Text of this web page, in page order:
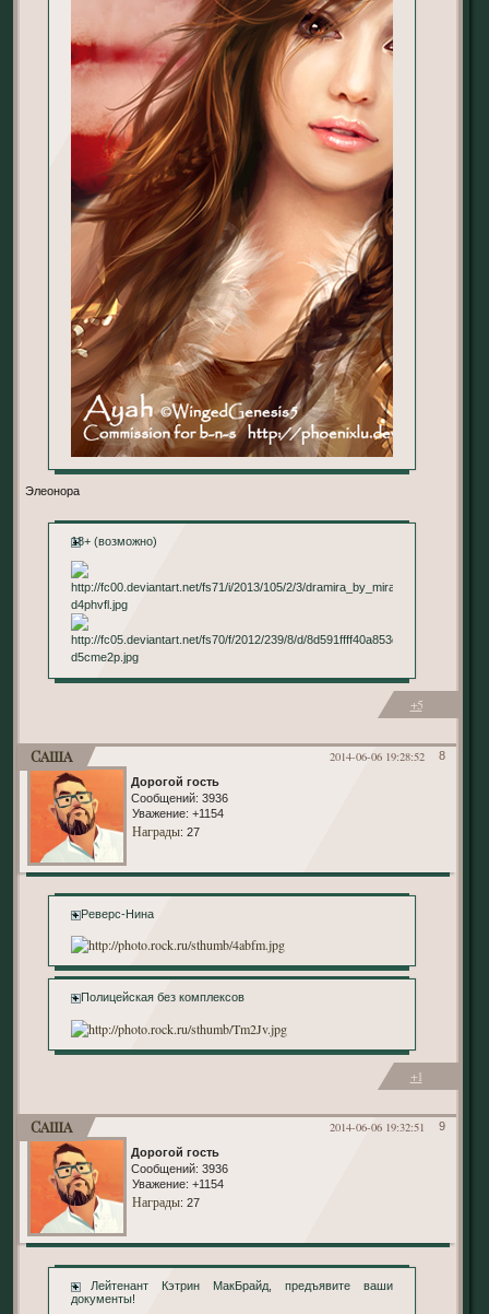
Элеонора
18+ (возможно)
+5
8
2014-06-06 19:28:52
Саша
Дорогой гость
Сообщений: 3936
Уважение: +1154
Награды: 27
+ Реверс-Нина
+ Полицейская без комплексов
+1
9
2014-06-06 19:32:51
Саша
Дорогой гость
Сообщений: 3936
Уважение: +1154
Награды: 27
+ Лейтенант Кэтрин МакБрайд, предъявите ваши
документы!